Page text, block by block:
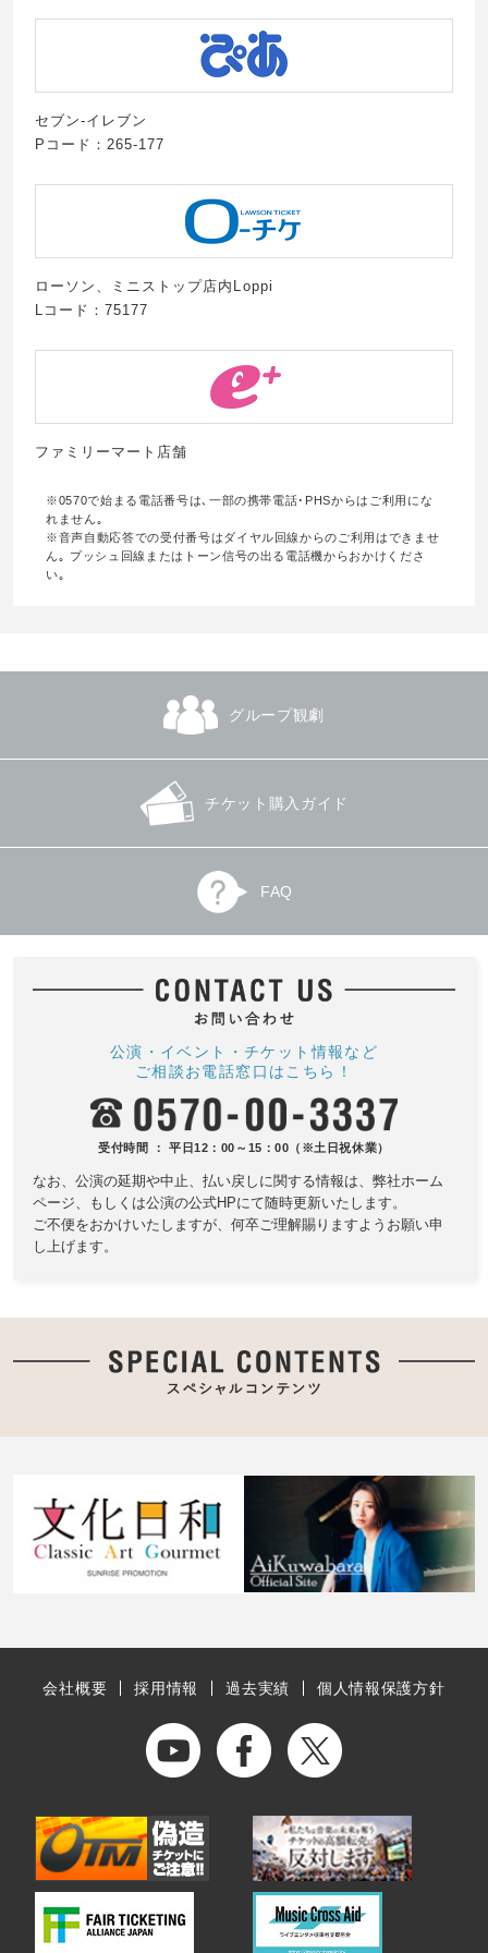
セブン-イレブン
Pコード：265-177
ローソン、ミニストップ店内Loppi
Lコード：75177
ファミリーマート店舗
※0570で始まる電話番号は､一部の携帯電話･PHSからはご利用にな
れません｡
※音声自動応答での受付番号はダイヤル回線からのご利用はできませ
ん｡ プッシュ回線またはトーン信号の出る電話機からおかけくださ
い｡
グループ観劇
チケット購入ガイド
FAQ
公演・イベント・チケット情報など
ご相談お電話窓口はこちら！
受付時間 ： 平日12：00～15：00（※土日祝休業）
なお、公演の延期や中止、払い戻しに関する情報は、 弊社ホーム
ページ、もしくは公演の公式HPにて随時更新いたします。
ご不便をおかけいたしますが、何卒ご理解賜りますようお願い申
し上げます。
会社概要 採用情報 過去実績 個人情報保護方針